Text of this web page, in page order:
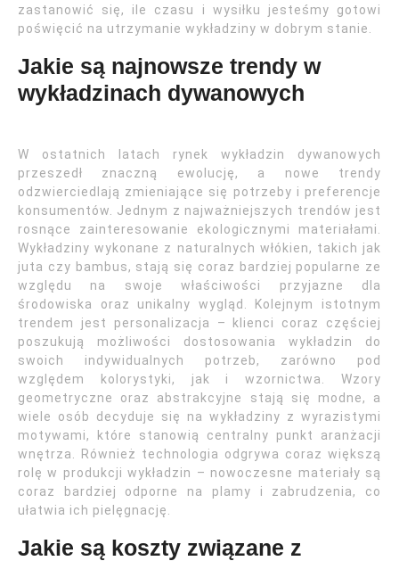
zastanowić się, ile czasu i wysiłku jesteśmy gotowi
poświęcić na utrzymanie wykładziny w dobrym stanie.
Jakie są najnowsze trendy w
wykładzinach dywanowych
W ostatnich latach rynek wykładzin dywanowych
przeszedł znaczną ewolucję, a nowe trendy
odzwierciedlają zmieniające się potrzeby i preferencje
konsumentów. Jednym z najważniejszych trendów jest
rosnące zainteresowanie ekologicznymi materiałami.
Wykładziny wykonane z naturalnych włókien, takich jak
juta czy bambus, stają się coraz bardziej popularne ze
względu na swoje właściwości przyjazne dla
środowiska oraz unikalny wygląd. Kolejnym istotnym
trendem jest personalizacja – klienci coraz częściej
poszukują możliwości dostosowania wykładzin do
swoich indywidualnych potrzeb, zarówno pod
względem kolorystyki, jak i wzornictwa. Wzory
geometryczne oraz abstrakcyjne stają się modne, a
wiele osób decyduje się na wykładziny z wyrazistymi
motywami, które stanowią centralny punkt aranżacji
wnętrza. Również technologia odgrywa coraz większą
rolę w produkcji wykładzin – nowoczesne materiały są
coraz bardziej odporne na plamy i zabrudzenia, co
ułatwia ich pielęgnację.
Jakie są koszty związane z